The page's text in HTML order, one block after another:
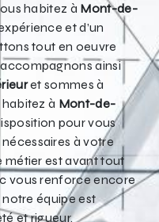
habitez à Mont-de-
et d’un
tout en oeuvre
ainsi
et sommes à
habitez à Mont-de-
pour vous
à votre
métier est avant tout
vous renforce encore
notre équipe est
et rigueur.